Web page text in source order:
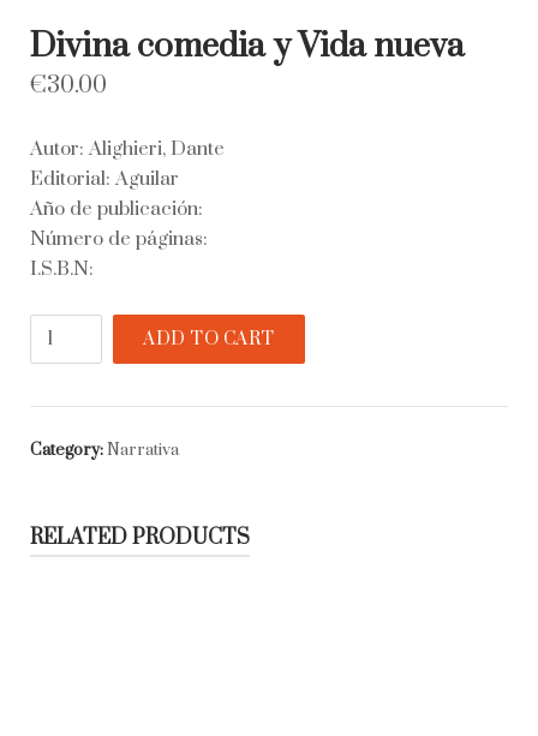
Divina comedia y Vida nueva
€30.00
Autor: Alighieri, Dante
Editorial: Aguilar
Año de publicación:
Número de páginas:
I.S.B.N:
Divina
Vida
nueva
quantity
ADD TO CART
Category:Narrativa
RELATED PRODUCTS